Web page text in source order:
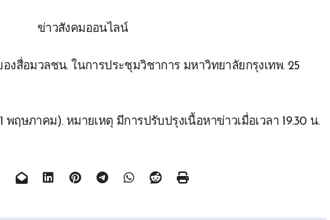
งสื่อมวลชน. ในการประชุมวิชาการ มหาวิทยาลัยกรุงเทพ. 25
พฤษภาคม). หมายเหตุ มีการปรับปรุงเนื้อหาข่าวเมื่อเวลา 19.30 น.